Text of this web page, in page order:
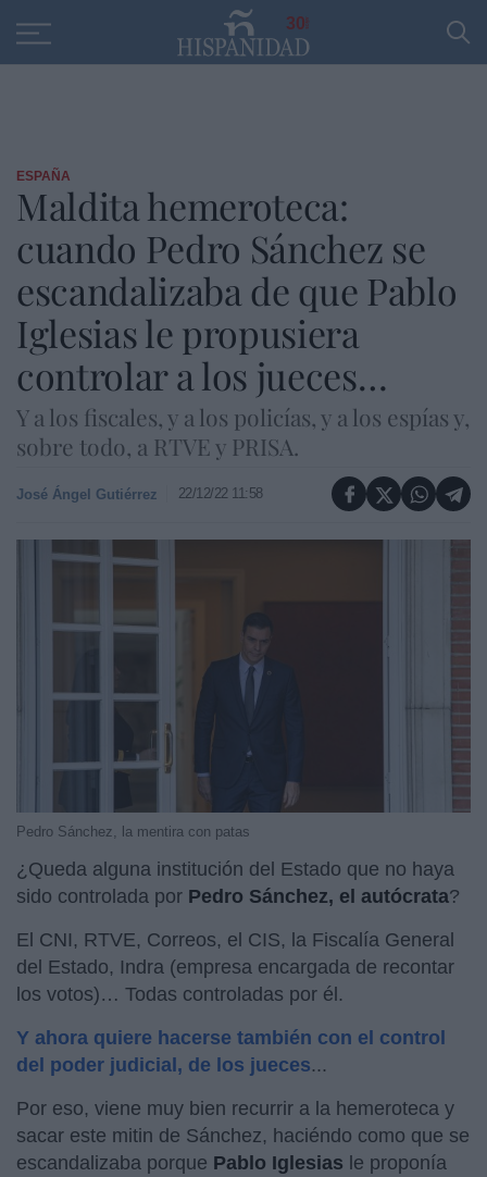
30
ESPAÑA
Maldita hemeroteca:
cuando Pedro Sánchez se
escandalizaba de que Pablo
Iglesias le propusiera
controlar a los jueces…
Y a los fiscales, y a los policías, y a los espías y,
sobre todo, a RTVE y PRISA.
José Ángel Gutiérrez 22/12/22 11:58
Pedro Sánchez, la mentira con patas
¿Queda alguna institución del Estado que no haya
sido controlada por Pedro Sánchez, el autócrata?
El CNI, RTVE, Correos, el CIS, la Fiscalía General
del Estado, Indra (empresa encargada de recontar
los votos)… Todas controladas por él.
Y ahora quiere hacerse también con el control
del poder judicial, de los jueces...
Por eso, viene muy bien recurrir a la hemeroteca y
sacar este mitin de Sánchez, haciéndo como que se
escandalizaba porque Pablo Iglesias le proponía